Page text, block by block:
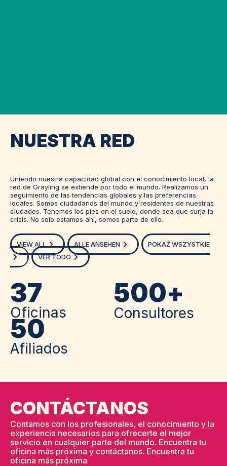
NUESTRA RED
Uniendo nuestra capacidad global con el conocimiento local, la
red de Grayling se extiende por todo el mundo. Realizamos un
seguimiento de las tendencias globales y las preferencias
locales. Somos ciudadanos del mundo y residentes de nuestras
ciudades. Tenemos los pies en el suelo, donde sea que surja la
crisis. No solo estamos ahí, somos parte de ello.
VIEW ALL ALLE ANSEHEN
POKAŻ WSZYSTKIE
VER TODO
37
Oficinas
500+
Consultores
50
Afiliados
CONTÁCTANOS
Contamos con los profesionales, el conocimiento y la
experiencia necesarios para ofrecerte el mejor
servicio en cualquier parte del mundo. Encuentra tu
oficina más próxima y contáctanos. Encuentra tu
oficina más próxima